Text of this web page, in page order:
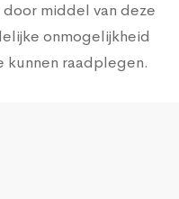
middel van deze
onmogelijkheid
raadplegen.